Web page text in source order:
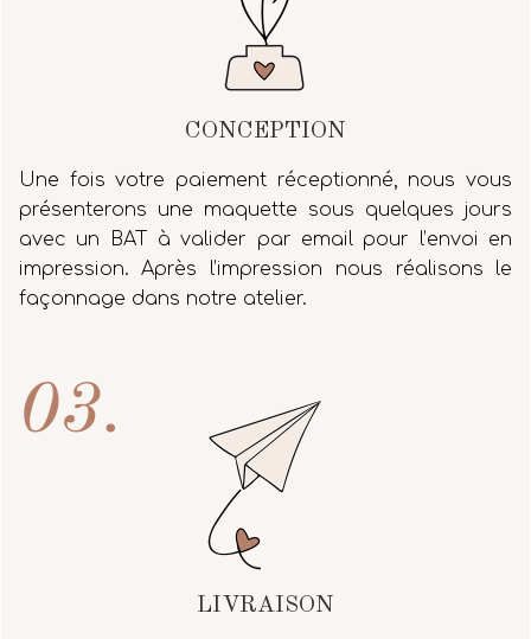
CONCEPTION
Une fois votre paiement réceptionné, nous vous
présenterons une maquette sous quelques jours
avec un BAT à valider par email pour l’envoi en
impression. Après l’impression nous réalisons le
façonnage dans notre atelier.
03.
LIVRAISON